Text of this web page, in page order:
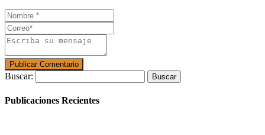
Buscar:
Publicaciones Recientes